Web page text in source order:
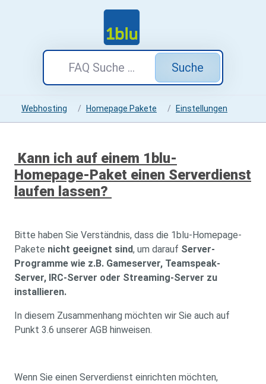
Suche
Webhosting Homepage Pakete Einstellungen
Kann ich auf einem 1blu-
Homepage-Paket einen Serverdienst
laufen lassen?
Bitte haben Sie Verständnis, dass die 1blu-Homepage-
Pakete nicht geeignet sind, um darauf Server-
Programme wie z.B. Gameserver, Teamspeak-
Server, IRC-Server oder Streaming-Server zu
installieren.
In diesem Zusammenhang möchten wir Sie auch auf
Punkt 3.6 unserer AGB hinweisen.
Wenn Sie einen Serverdienst einrichten möchten,